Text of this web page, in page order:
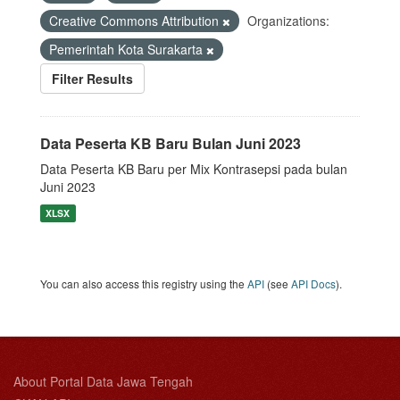
Creative Commons Attribution
Organizations:
Pemerintah Kota Surakarta
Filter Results
Data Peserta KB Baru Bulan Juni 2023
Data Peserta KB Baru per Mix Kontrasepsi pada bulan
Juni 2023
XLSX
You can also access this registry using the API (see API Docs).
About Portal Data Jawa Tengah